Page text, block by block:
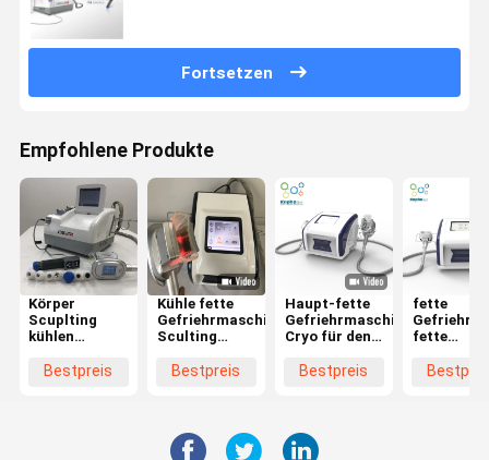
Fortsetzen
Empfohlene Produkte
Körper
Scuplting
kühlen
Cryolipolysis
Bestpreis
Kühle fette
Gefriehrmaschine
Sculting
Cryolipolysis
Bestpreis
Haupt-fette
Gefriehrmaschine
Cryo für den
Gewichtsverlust
Bestpreis
fette
fette
100mm